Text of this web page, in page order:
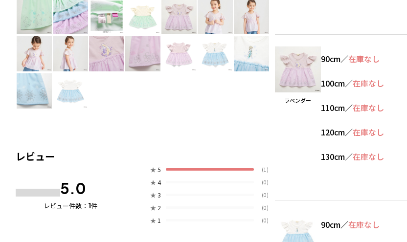
レビュー
5.0
レビュー件数： 1件
★ 5 (1)
★ 4 (0)
★ 3 (0)
★ 2 (0)
★ 1 (0)
ラベンダー
90cm／在庫なし
100cm／在庫なし
110cm／在庫なし
120cm／在庫なし
130cm／在庫なし
90cm／在庫なし